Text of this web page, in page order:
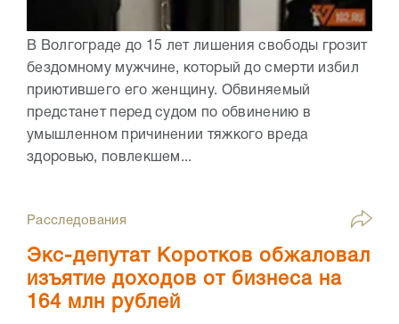
В Волгограде до 15 лет лишения свободы грозит
бездомному мужчине, который до смерти избил
приютившего его женщину. Обвиняемый
предстанет перед судом по обвинению в
умышленном причинении тяжкого вреда
здоровью, повлекшем...
Расследования
Экс-депутат Коротков обжаловал
изъятие доходов от бизнеса на
164 млн рублей